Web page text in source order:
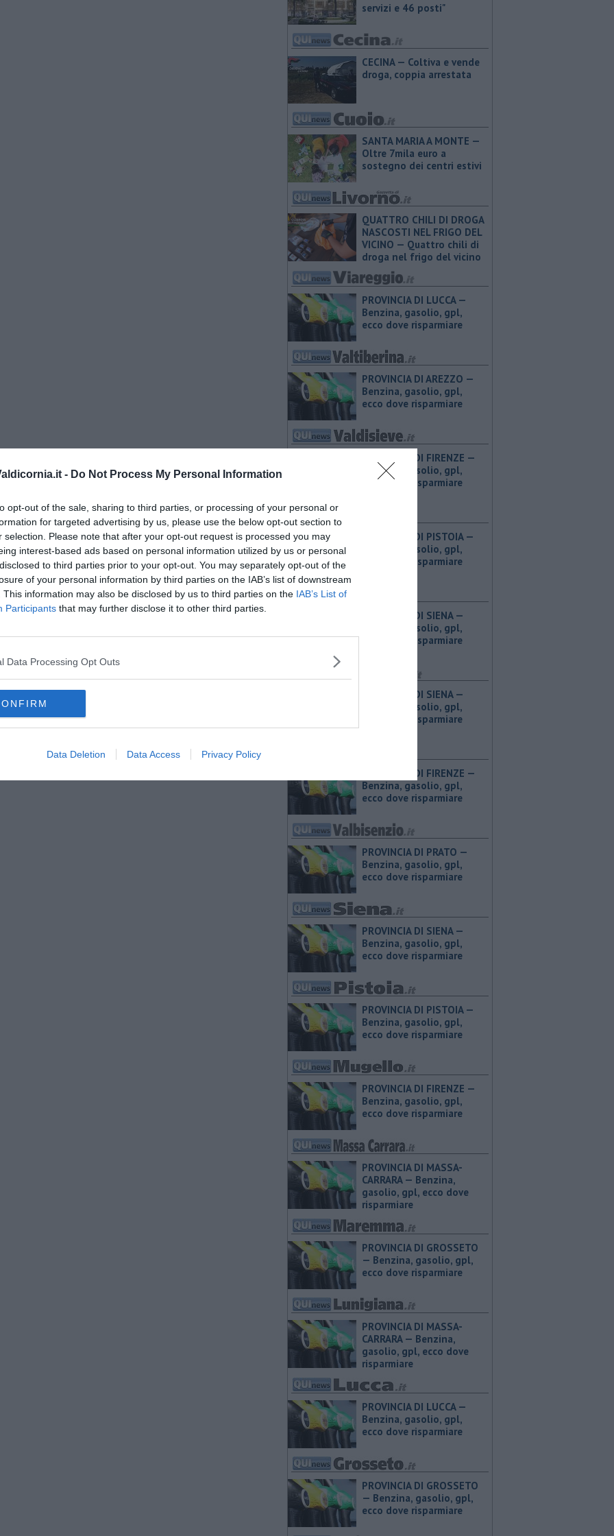
- Do Not Process My Personal Information
opt-out of the sale, sharing to third parties, or processing of your personal or
for targeted advertising by us, please use the below opt-out section to
selection. Please note that after your opt-out request is processed you may
interest-based ads based on personal information utilized by us or personal
to third parties prior to your opt-out. You may separately opt-out of the
of your personal information by third parties on the IAB’s list of downstream
This information may also be disclosed by us to third parties on the IAB’s List of
Participants that may further disclose it to other third parties.
Data Processing Opt Outs
Data Deletion Data Access Privacy Policy
servizi e 46 posti"
CECINA — Coltiva e vende
droga, coppia arrestata
SANTA MARIA A MONTE —
Oltre 7mila euro a
sostegno dei centri estivi
QUATTRO CHILI DI DROGA
NASCOSTI NEL FRIGO DEL
VICINO — Quattro chili di
droga nel frigo del vicino
PROVINCIA DI LUCCA — ​
Benzina, gasolio, gpl,
ecco dove risparmiare
PROVINCIA DI AREZZO — ​
Benzina, gasolio, gpl,
ecco dove risparmiare
PROVINCIA DI FIRENZE — ​
Benzina, gasolio, gpl,
ecco dove risparmiare
PROVINCIA DI PISTOIA — ​
Benzina, gasolio, gpl,
ecco dove risparmiare
PROVINCIA DI SIENA — ​
Benzina, gasolio, gpl,
ecco dove risparmiare
PROVINCIA DI SIENA — ​
Benzina, gasolio, gpl,
ecco dove risparmiare
PROVINCIA DI FIRENZE — ​
Benzina, gasolio, gpl,
ecco dove risparmiare
PROVINCIA DI PRATO — ​
Benzina, gasolio, gpl,
ecco dove risparmiare
PROVINCIA DI SIENA — ​
Benzina, gasolio, gpl,
ecco dove risparmiare
PROVINCIA DI PISTOIA — ​
Benzina, gasolio, gpl,
ecco dove risparmiare
PROVINCIA DI FIRENZE — ​
Benzina, gasolio, gpl,
ecco dove risparmiare
PROVINCIA DI MASSA-
CARRARA — ​Benzina,
gasolio, gpl, ecco dove
risparmiare
PROVINCIA DI GROSSETO
— ​Benzina, gasolio, gpl,
ecco dove risparmiare
PROVINCIA DI MASSA-
CARRARA — ​Benzina,
gasolio, gpl, ecco dove
risparmiare
PROVINCIA DI LUCCA — ​
Benzina, gasolio, gpl,
ecco dove risparmiare
PROVINCIA DI GROSSETO
— ​Benzina, gasolio, gpl,
ecco dove risparmiare